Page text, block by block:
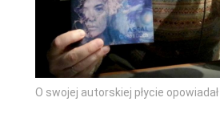
O swojej autorskiej płycie opowiadał